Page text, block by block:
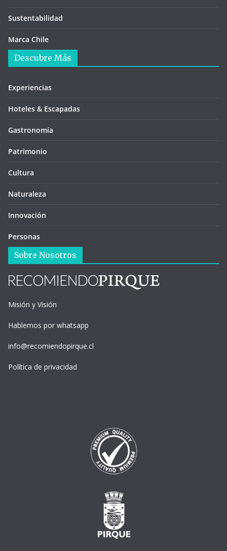
Sustentabilidad
Marca Chile
Descubre Más
Experiencias
Hoteles & Escapadas
Gastronomía
Patrimonio
Cultura
Naturaleza
Innovación
Personas
Sobre Nosotros
Misión y Visión
Hablemos por whatsapp
info@recomiendopirque.cl
Política de privacidad